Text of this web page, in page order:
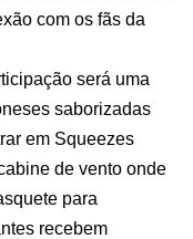
com os fãs da
será uma
saborizadas
em Squeezes
de vento onde
para
recebem